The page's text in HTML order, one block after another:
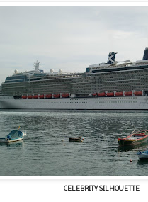
CELEBRITY SILHOUETTE